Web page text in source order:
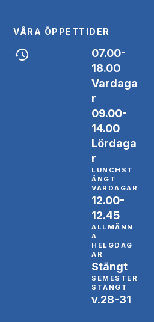
VÅRA ÖPPETTIDER
07.00-
18.00
Vardaga
r
09.00-
14.00
Lördaga
r
LUNCHST
ÄNGT
VARDAGAR
12.00-
12.45
ALLMÄNN
A
HELGDAG
AR
Stängt
SEMESTER
STÄNGT
v.28-31